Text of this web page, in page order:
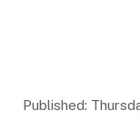
Published: